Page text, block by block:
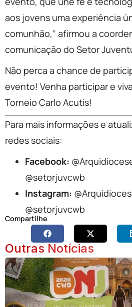
aos jovens uma experiência
comunhão,” afirmou a
comunicação do Setor
Não perca a chance de
evento! Venha participar e
Torneio Carlo Acutis!
Para mais informações e
redes sociais:
Facebook:
@setorjuvcwb
Instagram:
@setorjuvcwb
Compartilhe
Outras Notícias